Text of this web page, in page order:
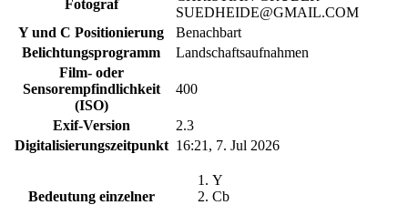
Fotograf
SUEDHEIDE@GMAIL.COM
Y und C Positionierung
Benachbart
Belichtungsprogramm
Landschaftsaufnahmen
Film- oder
Sensorempfindlichkeit
(ISO)
400
Exif-Version
2.3
Digitalisierungszeitpunkt 16:21, 7. Jul 2026
Bedeutung einzelner
Y
Cb